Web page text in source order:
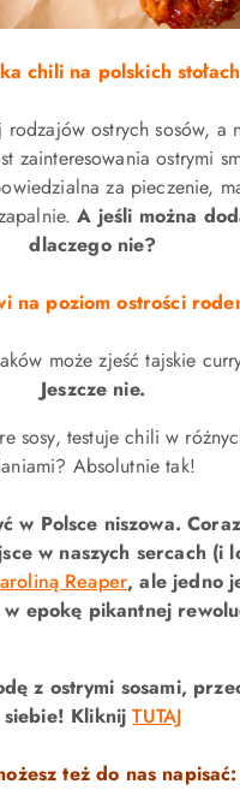
chili na polskich stołach
ostrych sosów,
zainteresowania ostrymi
za pieczenie,
A jeśli można
dlaczego nie?
na poziom ostrości
może zjeść tajskie
Jeszcze nie.
testuje chili w
Absolutnie tak!
w Polsce niszowa.
w naszych sercach (i
Reaper, ale jedno
w epokę pikantnej
z ostrymi sosami,
siebie! KliknijTUTAJ
też do nas napisać: